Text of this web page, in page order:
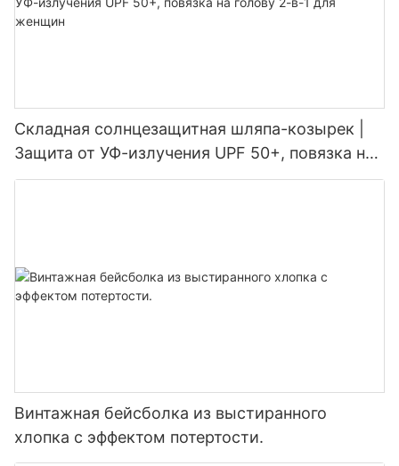
Складная солнцезащитная шляпа-козырек |
Защита от УФ-излучения UPF 50+, повязка на
голову 2-в-1 для женщин
Винтажная бейсболка из выстиранного
хлопка с эффектом потертости.